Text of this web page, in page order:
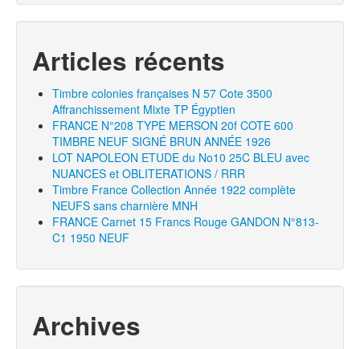
Articles récents
Timbre colonies françaises N 57 Cote 3500
Affranchissement Mixte TP Égyptien
FRANCE N°208 TYPE MERSON 20f COTE 600
TIMBRE NEUF SIGNÉ BRUN ANNÉE 1926
LOT NAPOLEON ETUDE du No10 25C BLEU avec
NUANCES et OBLITERATIONS / RRR
Timbre France Collection Année 1922 complète
NEUFS sans charnière MNH
FRANCE Carnet 15 Francs Rouge GANDON N°813-
C1 1950 NEUF
Archives